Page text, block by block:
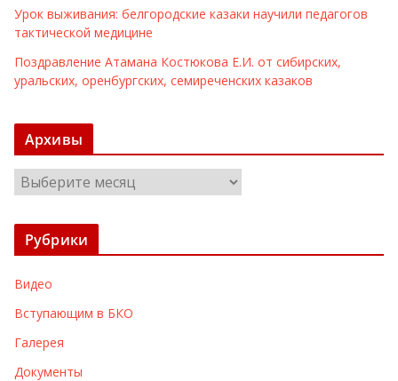
Урок выживания: белгородские казаки научили педагогов
тактической медицине
Поздравление Атамана Костюкова Е.И. от сибирских,
уральских, оренбургских, семиреченских казаков
Архивы
р
х
ы
Рубрики
Видео
Вступающим в БКО
Галерея
Документы